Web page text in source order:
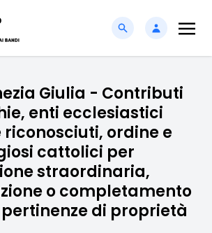
Giulia - Contributi
enti ecclesiastici
ordine e
cattolici per
straordinaria,
o completamento
di proprietà